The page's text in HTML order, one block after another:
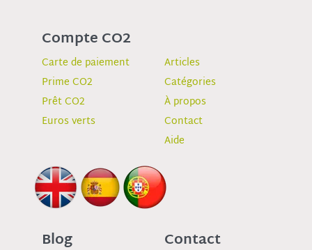
Compte CO2
Carte de paiement
Prime CO2
Prêt CO2
Euros verts
Articles
Catégories
À propos
Contact
Aide
Blog Contact